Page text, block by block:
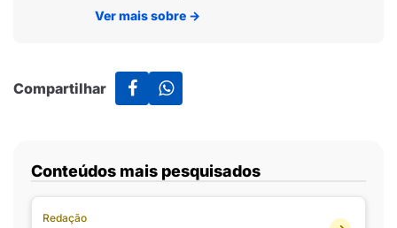
Ver mais sobre →
Compartilhar
Conteúdos mais pesquisados
Redação